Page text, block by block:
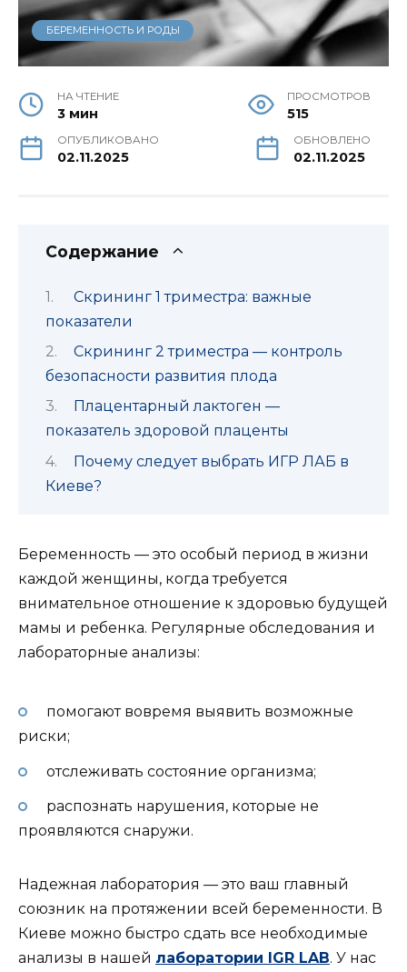
БЕРЕМЕННОСТЬ И РОДЫ
НА ЧТЕНИЕ
3 мин
ПРОСМОТРОВ
515
ОПУБЛИКОВАНО
02.11.2025
ОБНОВЛЕНО
02.11.2025
Содержание
Скрининг 1 триместра: важные
показатели
Скрининг 2 триместра — контроль
безопасности развития плода
Плацентарный лактоген —
показатель здоровой плаценты
Почему следует выбрать ИГР ЛАБ в
Киеве?
Беременность — это особый период в жизни
каждой женщины, когда требуется
внимательное отношение к здоровью будущей
мамы и ребенка. Регулярные обследования и
лабораторные анализы:
помогают вовремя выявить возможные
риски;
отслеживать состояние организма;
распознать нарушения, которые не
проявляются снаружи.
Надежная лаборатория — это ваш главный
союзник на протяжении всей беременности. В
Киеве можно быстро сдать все необходимые
анализы в нашей лаборатории IGR LAB. У нас